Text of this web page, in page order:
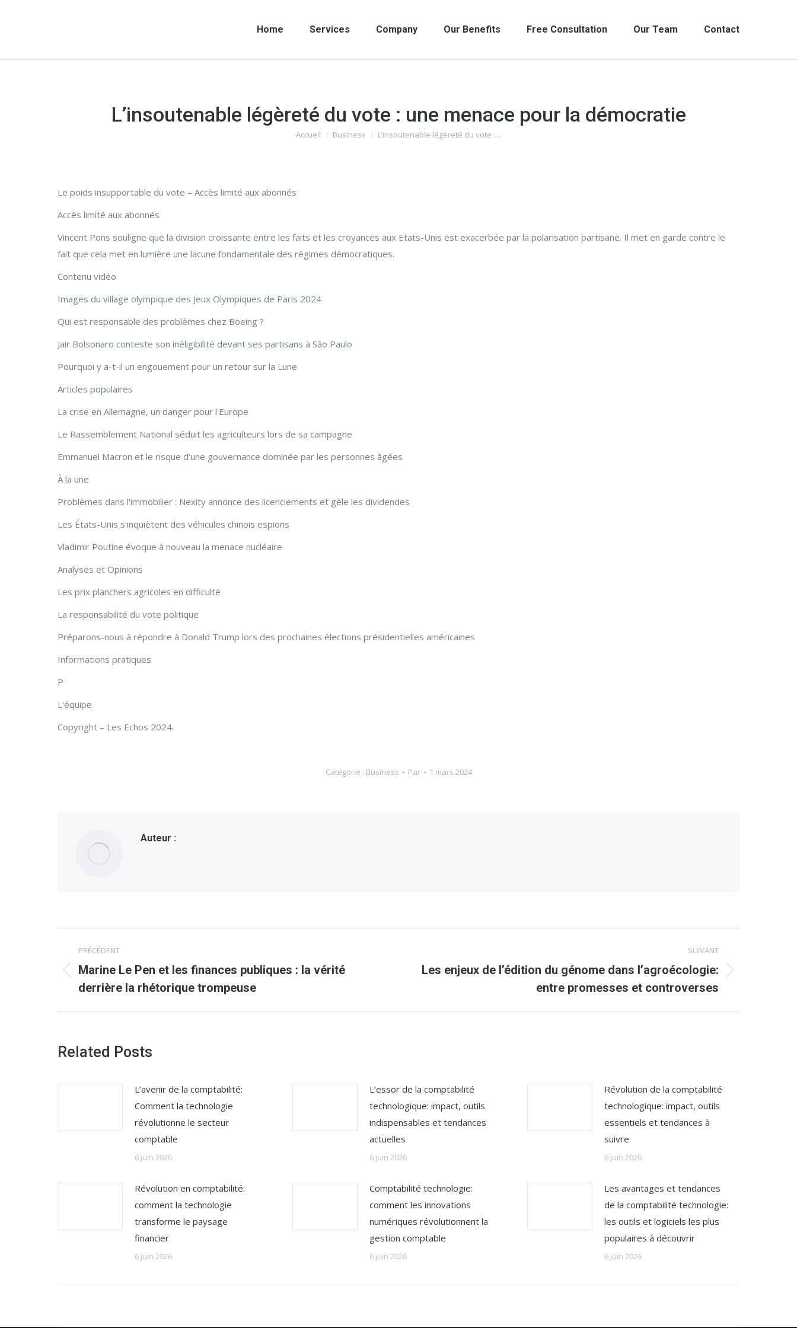
Home Services Company Our Benefits Free Consultation Our Team Contact
L’insoutenable légèreté du vote : une menace pour la démocratie
Vous êtes ici :
Accueil Business L’insoutenable légèreté du vote :…
Le poids insupportable du vote – Accès limité aux abonnés
Accès limité aux abonnés
Vincent Pons souligne que la division croissante entre les faits et les croyances aux Etats-Unis est exacerbée par la polarisation partisane. Il met en garde contre le
fait que cela met en lumière une lacune fondamentale des régimes démocratiques.
Contenu vidéo
Images du village olympique des Jeux Olympiques de Paris 2024
Qui est responsable des problèmes chez Boeing ?
Jair Bolsonaro conteste son inéligibilité devant ses partisans à São Paulo
Pourquoi y a-t-il un engouement pour un retour sur la Lune
Articles populaires
La crise en Allemagne, un danger pour l'Europe
Le Rassemblement National séduit les agriculteurs lors de sa campagne
Emmanuel Macron et le risque d'une gouvernance dominée par les personnes âgées
À la une
Problèmes dans l'immobilier : Nexity annonce des licenciements et gèle les dividendes
Les États-Unis s'inquiètent des véhicules chinois espions
Vladimir Poutine évoque à nouveau la menace nucléaire
Analyses et Opinions
Les prix planchers agricoles en difficulté
La responsabilité du vote politique
Préparons-nous à répondre à Donald Trump lors des prochaines élections présidentielles américaines
Informations pratiques
P
L'équipe
Copyright – Les Echos 2024.
Catégorie : Business Par 1 mars 2024
Auteur :
Navigation
article
PRÉCÉDENT
Article
précédent
:
Marine Le Pen et les finances publiques : la vérité
derrière la rhétorique trompeuse
SUIVANT
Article
:
Les enjeux de l’édition du génome dans l’agroécologie:
entre promesses et controverses
Related Posts
L’avenir de la comptabilité:
Comment la technologie
révolutionne le secteur
comptable
6 juin 2026
L’essor de la comptabilité
technologique: impact, outils
indispensables et tendances
actuelles
6 juin 2026
Révolution de la comptabilité
technologique: impact, outils
essentiels et tendances à
suivre
6 juin 2026
Révolution en comptabilité:
comment la technologie
transforme le paysage
financier
6 juin 2026
Comptabilité technologie:
comment les innovations
numériques révolutionnent la
gestion comptable
6 juin 2026
Les avantages et tendances
de la comptabilité technologie:
les outils et logiciels les plus
populaires à découvrir
6 juin 2026